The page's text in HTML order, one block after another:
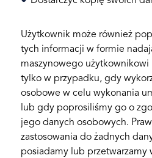
Użytkownik może również
tych informacji w formie
maszynowego
tylko w przypadku, gdy
osobowe w celu wykonania
lub gdy poprosiliśmy go o
jego danych osobowych.
zastosowania do żadnych
posiadamy lub przetwarzamy